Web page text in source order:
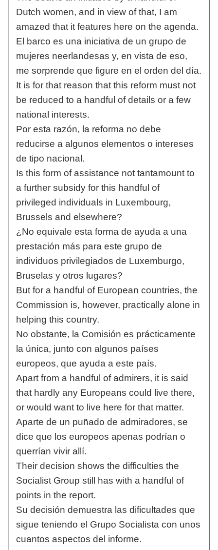
Dutch women, and in view of that, I am
amazed that it features here on the agenda.
El barco es una iniciativa de un grupo de
mujeres neerlandesas y, en vista de eso,
me sorprende que figure en el orden del día.
It is for that reason that this reform must not
be reduced to a handful of details or a few
national interests.
Por esta razón, la reforma no debe
reducirse a algunos elementos o intereses
de tipo nacional.
Is this form of assistance not tantamount to
a further subsidy for this handful of
privileged individuals in Luxembourg,
Brussels and elsewhere?
¿No equivale esta forma de ayuda a una
prestación más para este grupo de
individuos privilegiados de Luxemburgo,
Bruselas y otros lugares?
But for a handful of European countries, the
Commission is, however, practically alone in
helping this country.
No obstante, la Comisión es prácticamente
la única, junto con algunos países
europeos, que ayuda a este país.
Apart from a handful of admirers, it is said
that hardly any Europeans could live there,
or would want to live here for that matter.
Aparte de un puñado de admiradores, se
dice que los europeos apenas podrían o
querrían vivir allí.
Their decision shows the difficulties the
Socialist Group still has with a handful of
points in the report.
Su decisión demuestra las dificultades que
sigue teniendo el Grupo Socialista con unos
cuantos aspectos del informe.